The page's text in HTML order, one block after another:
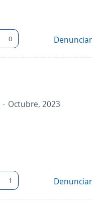
0 Denunciar
Octubre, 2023
1 Denunciar